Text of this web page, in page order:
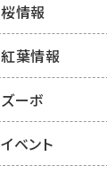
桜情報
紅葉情報
ズーボ
イベント